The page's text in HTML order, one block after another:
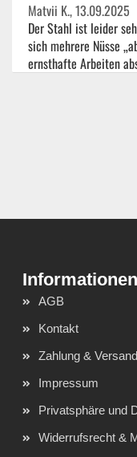
Matvii K.,13.09.2025
Der Stahl ist leider
sich mehrere Nüsse
ernsthafte Arbeiten
AGB
Kontakt
Zahlung & Versand
Impressum
Privatsphäre und
Widerrufsrecht &